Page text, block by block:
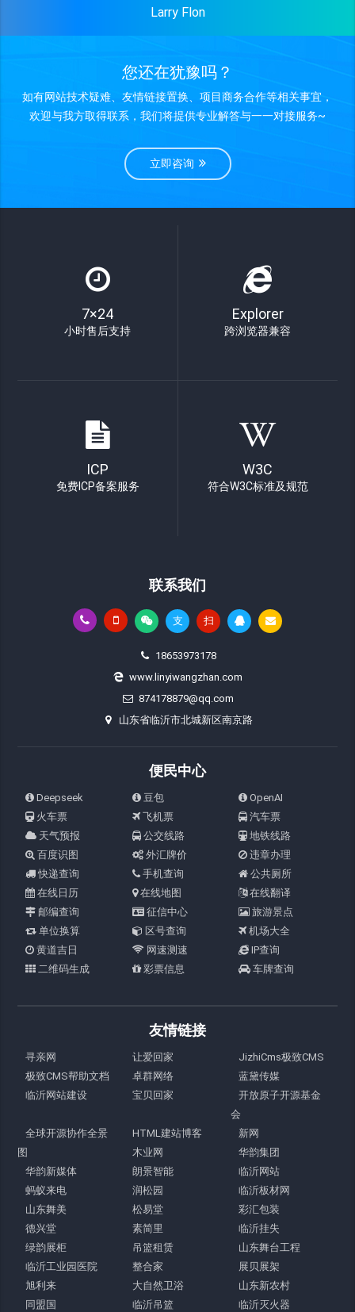
Larry Flon
您还在犹豫吗？
如有网站技术疑难、友情链接置换、项目商务合作等相关事宜，
欢迎与我方取得联系，我们将提供专业解答与一一对接服务~
立即咨询
7×24
小时售后支持
Explorer
跨浏览器兼容
ICP
免费ICP备案服务
W3C
符合W3C标准及规范
联系我们
支 扫
18653973178
www.linyiwangzhan.com
874178879@qq.com
山东省临沂市北城新区南京路
便民中心
Deepseek 豆包
OpenAI
火车票
飞机票
汽车票
天气预报
公交线路
地铁线路
百度识图
外汇牌价
违章办理
快递查询
手机查询
公共厕所
在线日历
在线地图
在线翻译
邮编查询
征信中心
旅游景点
单位换算
区号查询
机场大全
黄道吉日
网速测速
IP查询
二维码生成
彩票信息 车牌查询
友情链接
寻亲网 让爱回家
JizhiCms极致CMS
极致CMS帮助文档
卓群网络
蓝黛传媒
临沂网站建设
宝贝回家
开放原子开源基金
会
全球开源协作全景
图
HTML建站博客
新网
木业网
华韵集团
华韵新媒体
朗景智能
临沂网站
蚂蚁来电
润松园
临沂板材网
山东舞美
松易堂
彩汇包装
德兴堂
素简里
临沂挂失
绿韵展柜
吊篮租赁
山东舞台工程
临沂工业园医院
整合家
展贝展架
旭利来
大自然卫浴
山东新农村
同盟国
临沂吊篮
临沂灭火器